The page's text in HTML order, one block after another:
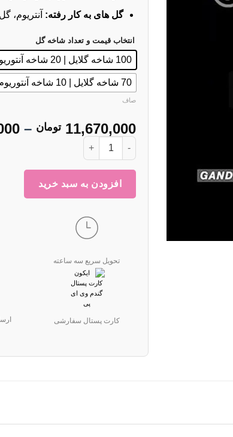
گل های به کار رفته: آنتریوم،
انتخاب قیمت و تعداد شاخه گل
100 شاخه گلایل | 20 شاخه آنتوریوم | 2.7M
70 شاخه گلایل | 10 شاخه آنتوریوم | 2.5M
صاف
11,670,000 تومان –
تاج گل کد 934 عدد
افزودن به سبد خرید
تحویل سریع سه ساعته
کارت پستال سفارشی